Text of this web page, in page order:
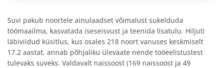
Suvi pakub noortele ainulaadset võimalust sukelduda
töömaailma, kasvatada iseseisvust ja teenida lisatulu. Hiljuti
läbiviidud küsitlus, kus osales 218 noort vanuses keskmiselt
17.2 aastat, annab põhjaliku ülevaate nende tööeelistustest
tulevaks suveks. Valdavalt naissoost (169 naissoost ja 49